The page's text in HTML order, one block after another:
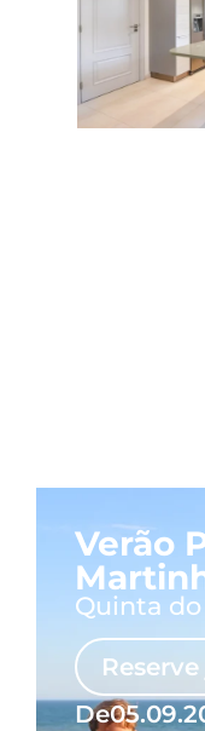
Verão
Quinta
Reserve
De